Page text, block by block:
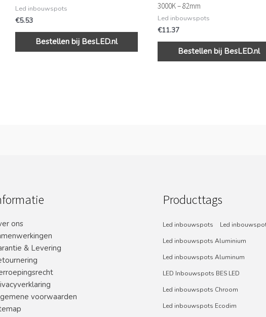
Led inbouwspots
€5.53
Bestellen bij BesLED.nl
3000K – 82mm
Led inbouwspots
€11.37
Bestellen bij BesLED.nl
ons
& Levering
voorwaarden
Producttags
Led inbouwspots
Led
Led inbouwspots Aluminium
Led inbouwspots Aluminum
LED Inbouwspots BES LED
Led inbouwspots Chroom
Led inbouwspots Ecodim